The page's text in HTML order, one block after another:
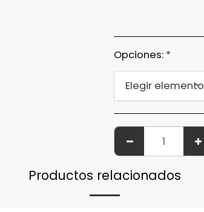
Opciones: *
Elegir elemento
Productos relacionados